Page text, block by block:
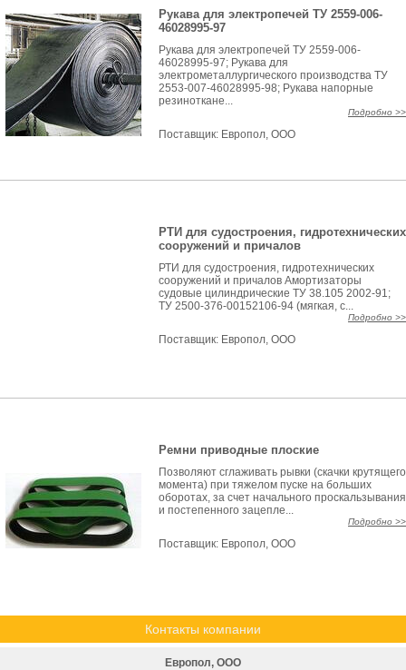
Рукава для электропечей ТУ 2559-006-
46028995-97
Рукава для электропечей ТУ 2559-006-
46028995-97; Рукава для
электрометаллургического производства ТУ
2553-007-46028995-98; Рукава напорные
резиноткане...
Подробно >>
Поставщик: Европол, ООО
РТИ для судостроения, гидротехнических
сооружений и причалов
РТИ для судостроения, гидротехнических
сооружений и причалов Амортизаторы
судовые цилиндрические ТУ 38.105 2002-91;
ТУ 2500-376-00152106-94 (мягкая, с...
Подробно >>
Поставщик: Европол, ООО
Ремни приводные плоские
Позволяют сглаживать рывки (скачки крутящего
момента) при тяжелом пуске на больших
оборотах, за счет начального проскальзывания
и постепенного зацепле...
Подробно >>
Поставщик: Европол, ООО
Контакты компании
Европол, ООО